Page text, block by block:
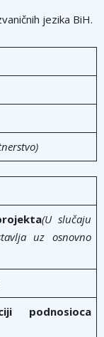
jezika BiH.
(U slučaju
uz osnovno
podnosioca